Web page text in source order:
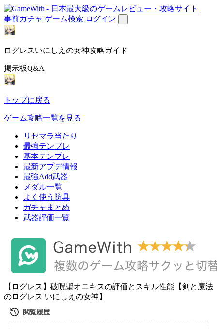
事前ガチャ ゲーム検索 ログイン
ログレスいにしえの女神攻略ガイド
掲示板Q&A
トップに戻る
ゲーム攻略一覧を見る
リセマラ当たり
最強テンプレ
基本テンプレ
最新アプデ情報
最強Add武器
メダル一覧
よく使う防具
ガチャまとめ
武器評価一覧
【ログレス】破呪聖オニキスの評価とスキル性能【剣と魔法
のログレス いにしえの女神】